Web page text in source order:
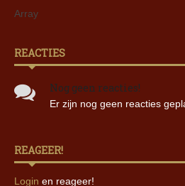
Array
REACTIES
Nog geen reacties!
Er zijn nog geen reacties
REAGEER!
Login en reageer!